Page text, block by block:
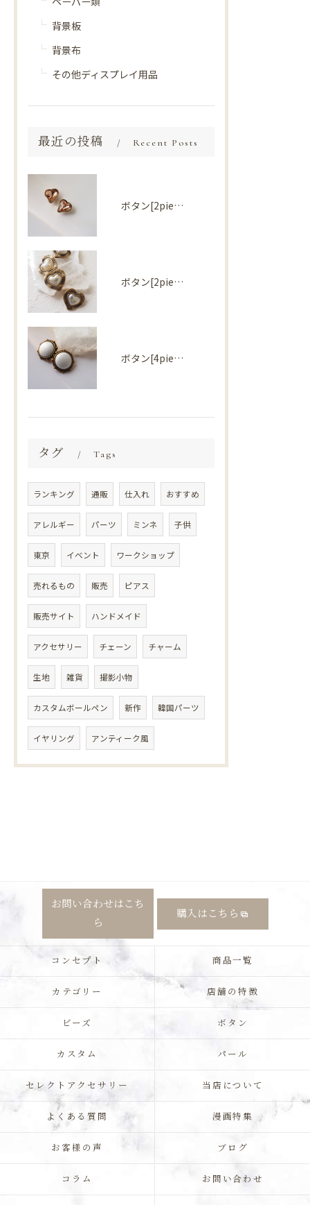
背景板
背景布
その他ディスプレイ用品
最近の投稿 Recent Posts
ボタン[2piece] Import parts No2730
ボタン[2piece] Import parts No2727
ボタン[4piece] Import parts No2724
タグ Tags
ランキング 通販 仕入れ おすすめ
アレルギー パーツ ミンネ 子供
東京 イベント ワークショップ
売れるもの 販売 ピアス
販売サイト ハンドメイド
アクセサリー チェーン チャーム
生地 雑貨 撮影小物
カスタムボールペン 新作 韓国パーツ
イヤリング アンティーク風
お問い合わせはこち
ら
購入はこちら
コンセプト 商品一覧
カテゴリー 店舗の特徴
ビーズ ボタン
カスタム パール
セレクトアクセサリー 当店について
よくある質問 漫画特集
お客様の声 ブログ
コラム お問い合わせ